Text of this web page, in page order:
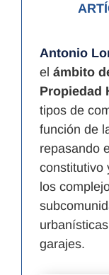
Antonio
el ámbito
Propiedad
tipos de
función de
repasando
constitutivo
los
garajes.